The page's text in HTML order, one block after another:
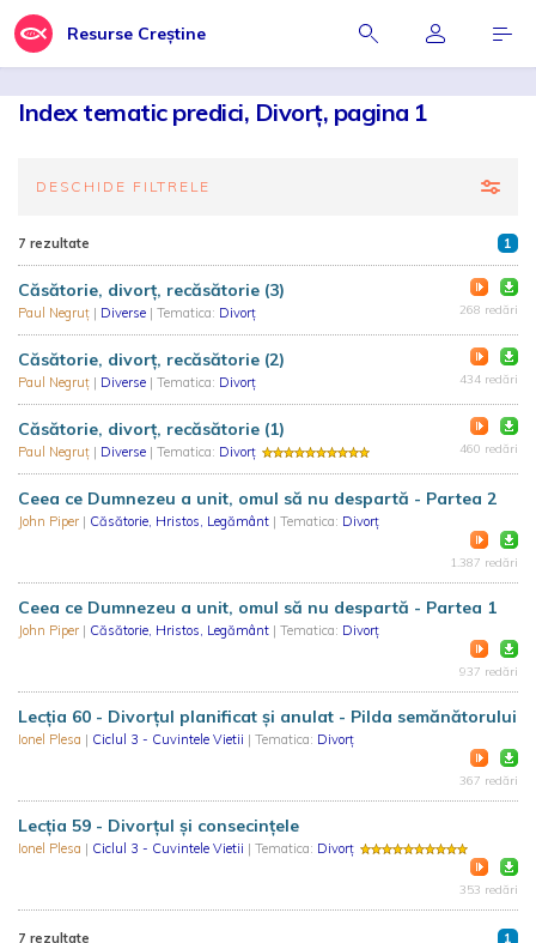
Resurse Creștine
Index tematic predici, Divorț, pagina 1
DESCHIDE FILTRELE
7 rezultate 1
Căsătorie, divorț, recăsătorie (3)
Paul Negruț | Diverse | Tematica: Divorț 268 redări
Căsătorie, divorț, recăsătorie (2)
Paul Negruț | Diverse | Tematica: Divorț 434 redări
Căsătorie, divorț, recăsătorie (1)
Paul Negruț | Diverse | Tematica: Divorț 460 redări
Ceea ce Dumnezeu a unit, omul să nu despartă - Partea 2
John Piper | Căsătorie, Hristos, Legământ | Tematica: Divorț
1.387 redări
Ceea ce Dumnezeu a unit, omul să nu despartă - Partea 1
John Piper | Căsătorie, Hristos, Legământ | Tematica: Divorț
937 redări
Lecția 60 - Divorţul planificat şi anulat - Pilda semănătorului
Ionel Plesa | Ciclul 3 - Cuvintele Vietii | Tematica: Divorț
367 redări
Lecția 59 - Divorţul şi consecinţele
Ionel Plesa | Ciclul 3 - Cuvintele Vietii | Tematica: Divorț
353 redări
7 rezultate 1